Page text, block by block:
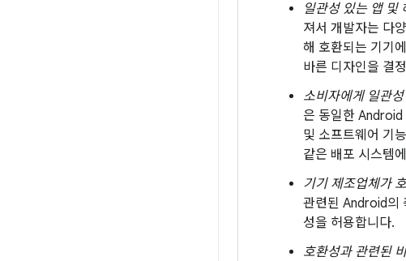
일관성 있는 앱 및
져서 개발자는 다
해 호환되는 기기
바른 디자인을 결
소비자에게 일관
은 동일한
및 소프트웨어 기
같은 배포 시스템
기기 제조업체가
관련된 Android의
성을 허용합니다.
호환성과 관련된